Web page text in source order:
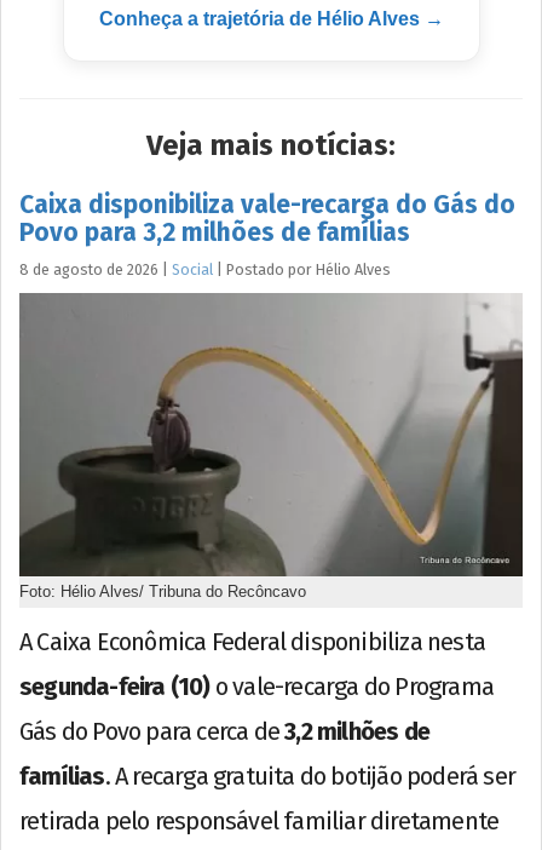
Conheça a trajetória de Hélio Alves →
Veja mais notícias:
Caixa disponibiliza vale-recarga do Gás do
Povo para 3,2 milhões de famílias
8 de agosto de 2026 Social Postado por Hélio Alves
Foto: Hélio Alves/ Tribuna do Recôncavo
A Caixa Econômica Federal disponibiliza nesta
segunda-feira (10)o vale-recarga do Programa
Gás do Povo para cerca de3,2 milhões de
famílias. A recarga gratuita do botijão poderá ser
retirada pelo responsável familiar diretamente